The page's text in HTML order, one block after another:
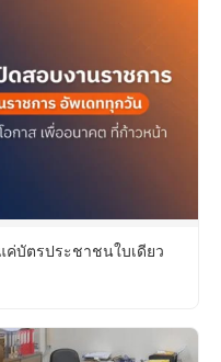
ค่บัตรประชาชนใบเดียว